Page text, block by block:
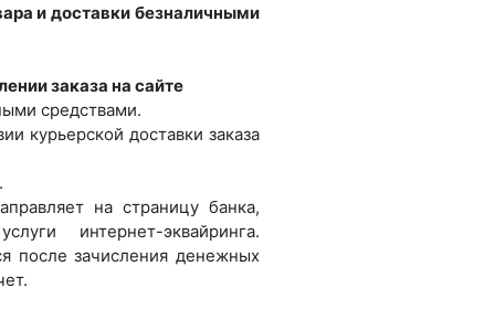
и доставки безналичными
заказа на сайте
средствами.
курьерской доставки заказа
на страницу банка,
интернет-эквайринга.
после зачисления денежных